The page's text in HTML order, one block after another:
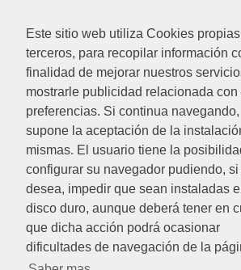
Este sitio web utiliza Cookies
terceros, para recopilar información
finalidad de mejorar nuestros
mostrarle publicidad relacionada con
preferencias. Si continua navegando,
supone la aceptación de la
mismas. El usuario tiene la
configurar su navegador pudiendo,
desea, impedir que sean instaladas
disco duro, aunque deberá tener en
que dicha acción podrá ocasionar
dificultades de navegación de la
Coses de Cuina - Menaje y hogar
Ferreteria Torrandell en Facebook
Coses de Cuina en Instagram
Condiciones de uso
Poítica de redes
Política de cookies
Imágenes no contractuales, pueden
tienda.